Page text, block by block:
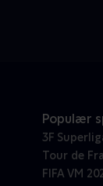
Populær
3F
Tour de
FIFA VM